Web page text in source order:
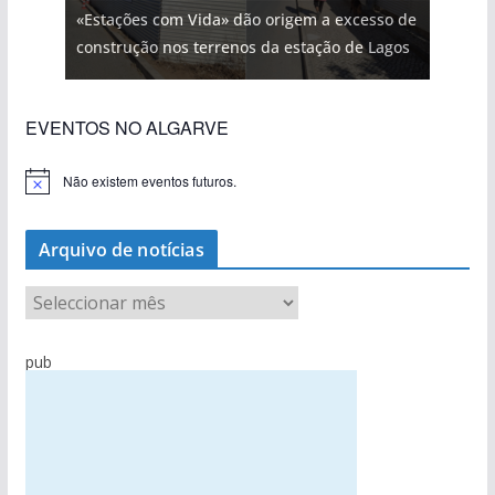
«Estações com Vida» dão origem a excesso de
construção nos terrenos da estação de Lagos
EVENTOS NO ALGARVE
Não existem eventos futuros.
Arquivo de notícias
r
q
pub